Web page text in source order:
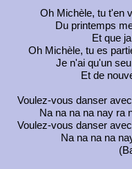
Oh Michèle, tu t'en
Du printemps
Et que
Oh Michèle, tu es
Je n'ai qu'un
Et de
Voulez-vous danser
Na na na na nay ra
Voulez-vous danser
Na na na na